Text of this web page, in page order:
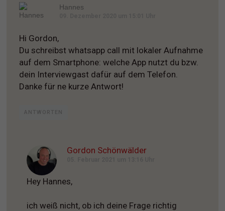
Hannes
Hi Gordon,
Du schreibst whatsapp call mit lokaler Aufnahme
auf dem Smartphone: welche App nutzt du bzw.
dein Interviewgast dafür auf dem Telefon.
Danke für ne kurze Antwort!
ANTWORTEN
Gordon Schönwälder
Hey Hannes,
ich weiß nicht, ob ich deine Frage richtig